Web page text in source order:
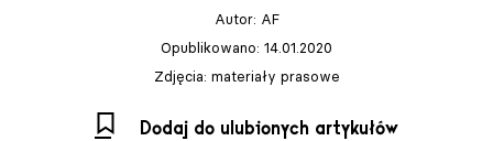
Autor: AF
Opublikowano: 14.01.2020
Zdjęcia: materiały prasowe
Dodaj do ulubionych artykułów
Regulamin Polityka prywatności